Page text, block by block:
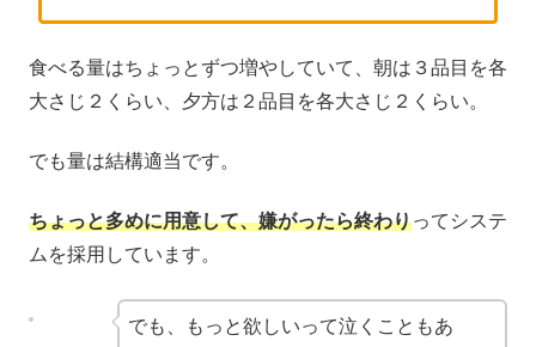
食べる量はちょっとずつ増やしていて、朝は３品目を各
大さじ２くらい、夕方は２品目を各大さじ２くらい。
でも量は結構適当です。
ちょっと多めに用意して、嫌がったら終わりってシステ
ムを採用しています。
でも、もっと欲しいって泣くこともあ